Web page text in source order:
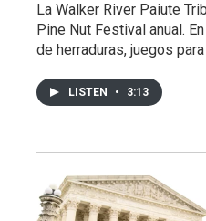
La Walker River Paiute
Pine Nut Festival anual.
de herraduras, juegos
LISTEN • 3:13